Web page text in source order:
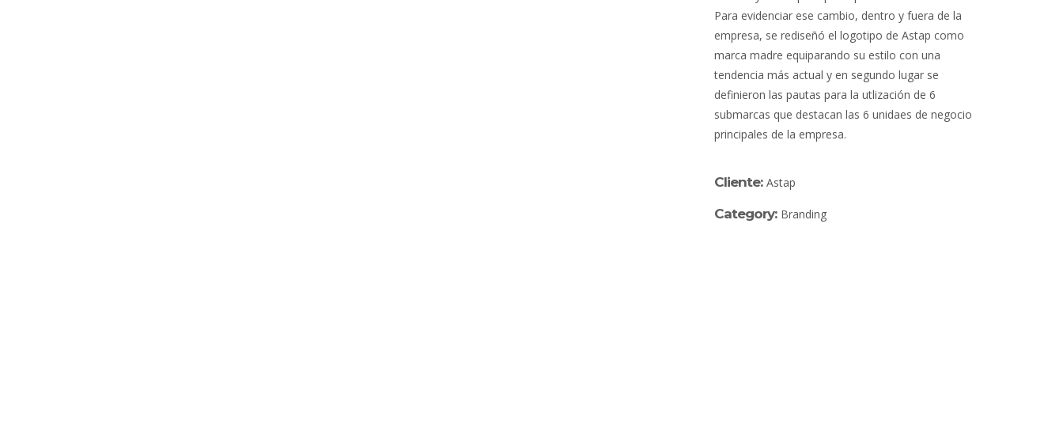
Para evidenciar ese cambio, dentro y fuera de la
empresa, se rediseñó el logotipo de Astap como
marca madre equiparando su estilo con una
tendencia más actual y en segundo lugar se
definieron las pautas para la utlización de 6
submarcas que destacan las 6 unidaes de negocio
principales de la empresa.
Cliente: Astap
Category: Branding